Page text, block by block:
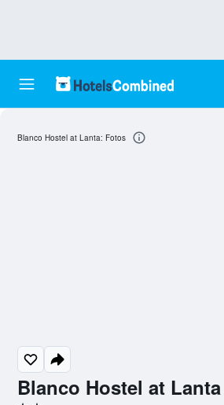
Blanco Hostel at Lanta
Blanco Hostel at Lanta: Fotos